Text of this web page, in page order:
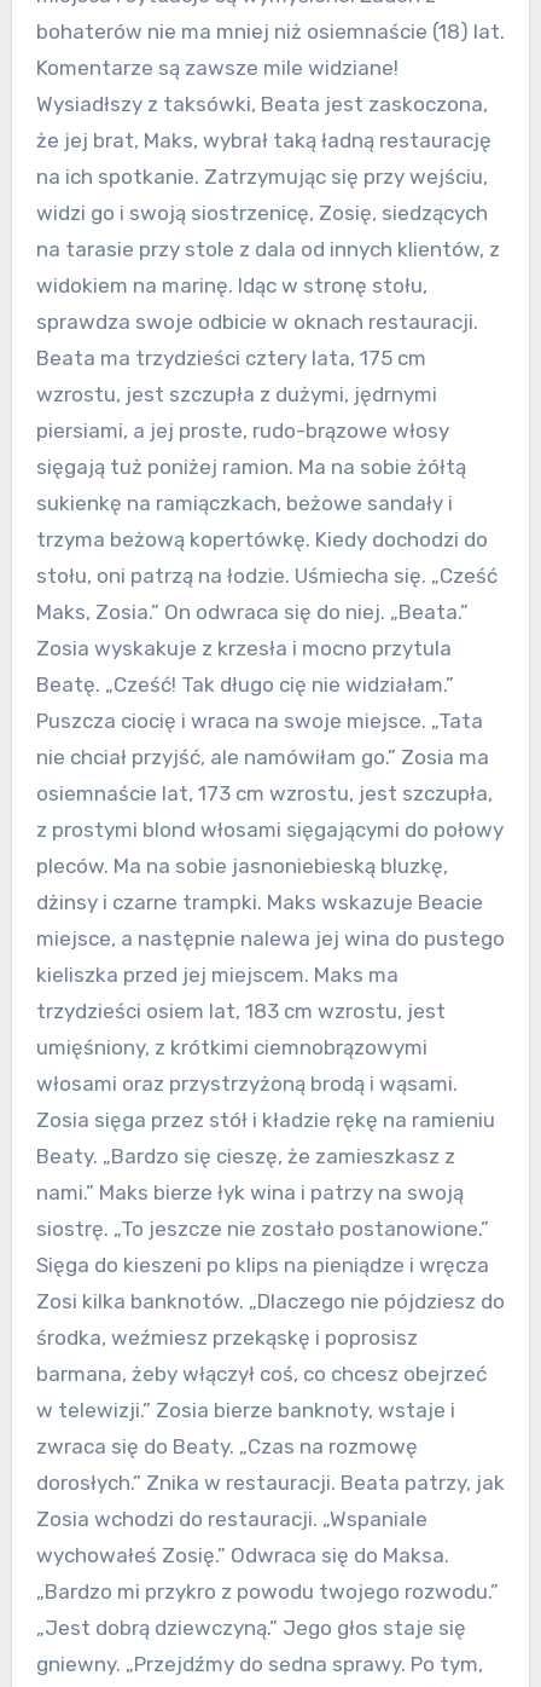
bohaterów nie ma mniej niż osiemnaście (18) lat.
Komentarze są zawsze mile widziane!
Wysiadłszy z taksówki, Beata jest zaskoczona,
że jej brat, Maks, wybrał taką ładną restaurację
na ich spotkanie. Zatrzymując się przy wejściu,
widzi go i swoją siostrzenicę, Zosię, siedzących
na tarasie przy stole z dala od innych klientów, z
widokiem na marinę. Idąc w stronę stołu,
sprawdza swoje odbicie w oknach restauracji.
Beata ma trzydzieści cztery lata, 175 cm
wzrostu, jest szczupła z dużymi, jędrnymi
piersiami, a jej proste, rudo-brązowe włosy
sięgają tuż poniżej ramion. Ma na sobie żółtą
sukienkę na ramiączkach, beżowe sandały i
trzyma beżową kopertówkę. Kiedy dochodzi do
stołu, oni patrzą na łodzie. Uśmiecha się. „Cześć
Maks, Zosia.” On odwraca się do niej. „Beata.”
Zosia wyskakuje z krzesła i mocno przytula
Beatę. „Cześć! Tak długo cię nie widziałam.”
Puszcza ciocię i wraca na swoje miejsce. „Tata
nie chciał przyjść, ale namówiłam go.” Zosia ma
osiemnaście lat, 173 cm wzrostu, jest szczupła,
z prostymi blond włosami sięgającymi do połowy
pleców. Ma na sobie jasnoniebieską bluzkę,
dżinsy i czarne trampki. Maks wskazuje Beacie
miejsce, a następnie nalewa jej wina do pustego
kieliszka przed jej miejscem. Maks ma
trzydzieści osiem lat, 183 cm wzrostu, jest
umięśniony, z krótkimi ciemnobrązowymi
włosami oraz przystrzyżoną brodą i wąsami.
Zosia sięga przez stół i kładzie rękę na ramieniu
Beaty. „Bardzo się cieszę, że zamieszkasz z
nami.” Maks bierze łyk wina i patrzy na swoją
siostrę. „To jeszcze nie zostało postanowione.”
Sięga do kieszeni po klips na pieniądze i wręcza
Zosi kilka banknotów. „Dlaczego nie pójdziesz do
środka, weźmiesz przekąskę i poprosisz
barmana, żeby włączył coś, co chcesz obejrzeć
w telewizji.” Zosia bierze banknoty, wstaje i
zwraca się do Beaty. „Czas na rozmowę
dorosłych.” Znika w restauracji. Beata patrzy, jak
Zosia wchodzi do restauracji. „Wspaniale
wychowałeś Zosię.” Odwraca się do Maksa.
„Bardzo mi przykro z powodu twojego rozwodu.”
„Jest dobrą dziewczyną.” Jego głos staje się
gniewny. „Przejdźmy do sedna sprawy. Po tym,